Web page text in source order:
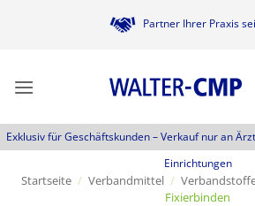
Partner Ihrer Praxis
Exklusiv für Geschäftskunden –Verkauf nur an
Einrichtungen
Startseite / Verbandmittel /
Fixierbinden